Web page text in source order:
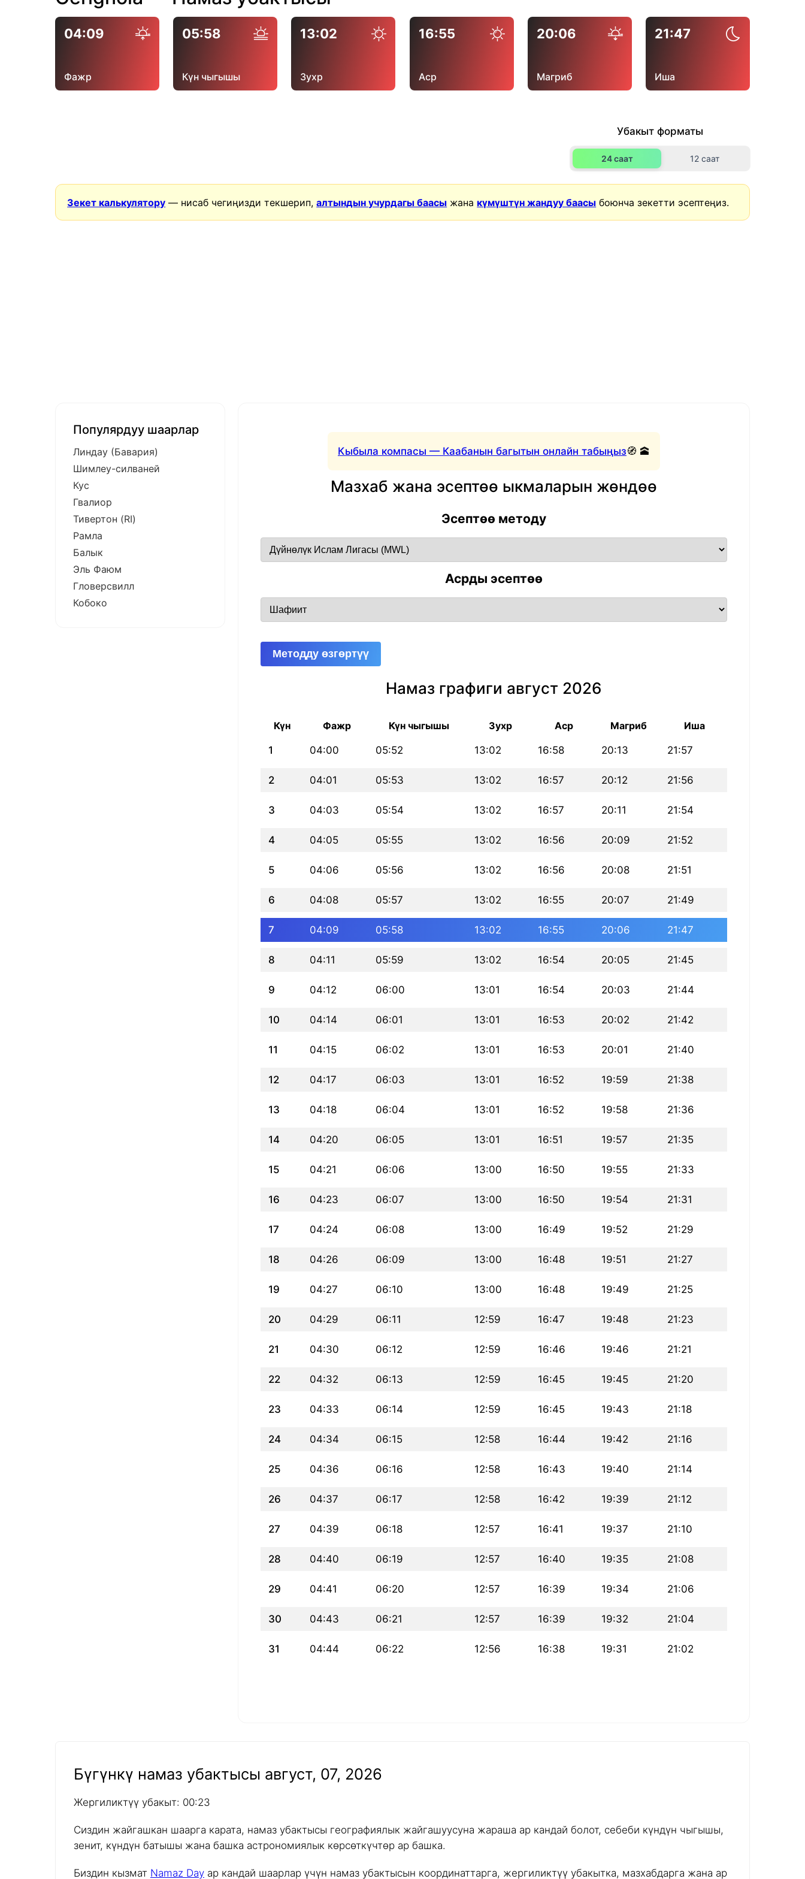
04:09
Фажр
05:58
Күн чыгышы
13:02
Зухр
16:55
Аср
20:06
Магриб
21:47
Иша
Убакыт форматы
24 саат 12 саат
Зекет калькулятору — нисаб чегиңизди текшерип,алтындын учурдагы баасы жана күмүштүн жандуу баасы боюнча зекетти эсептеңиз.
Кыбыла компасы — Каабанын багытын онлайн табыңыз🧭 🕋
Мазхаб жана эсептөө ыкмаларын жөндөө
Эсептөө методу
Асрды эсептөө
Методду өзгөртүү
Намаз графиги август 2026
Күн Фажр Күн чыгышы Зухр Аср Магриб Иша
1 04:00 05:52 13:02 16:58 20:13 21:57
2 04:01 05:53 13:02 16:57 20:12 21:56
3 04:03 05:54 13:02 16:57 20:11 21:54
4 04:05 05:55 13:02 16:56 20:09 21:52
5 04:06 05:56 13:02 16:56 20:08 21:51
6 04:08 05:57 13:02 16:55 20:07 21:49
7 04:09 05:58 13:02 16:55 20:06 21:47
8 04:11 05:59 13:02 16:54 20:05 21:45
9 04:12 06:00 13:01 16:54 20:03 21:44
10 04:14 06:01 13:01 16:53 20:02 21:42
11 04:15 06:02 13:01 16:53 20:01 21:40
12 04:17 06:03 13:01 16:52 19:59 21:38
13 04:18 06:04 13:01 16:52 19:58 21:36
14 04:20 06:05 13:01 16:51 19:57 21:35
15 04:21 06:06 13:00 16:50 19:55 21:33
16 04:23 06:07 13:00 16:50 19:54 21:31
17 04:24 06:08 13:00 16:49 19:52 21:29
18 04:26 06:09 13:00 16:48 19:51 21:27
19 04:27 06:10 13:00 16:48 19:49 21:25
20 04:29 06:11 12:59 16:47 19:48 21:23
21 04:30 06:12 12:59 16:46 19:46 21:21
22 04:32 06:13 12:59 16:45 19:45 21:20
23 04:33 06:14 12:59 16:45 19:43 21:18
24 04:34 06:15 12:58 16:44 19:42 21:16
25 04:36 06:16 12:58 16:43 19:40 21:14
26 04:37 06:17 12:58 16:42 19:39 21:12
27 04:39 06:18 12:57 16:41 19:37 21:10
28 04:40 06:19 12:57 16:40 19:35 21:08
29 04:41 06:20 12:57 16:39 19:34 21:06
30 04:43 06:21 12:57 16:39 19:32 21:04
31 04:44 06:22 12:56 16:38 19:31 21:02
Популярдуу шаарлар
Линдау (Бавария)
Шимлеу-силваней
Кус
Гвалиор
Тивертон (RI)
Рамла
Балык
Эль Фаюм
Гловерсвилл
Кобоко
Бүгүнкү намаз убактысы август, 07, 2026
Жергиликтүү убакыт: 00:23
Сиздин жайгашкан шаарга карата, намаз убактысы географиялык жайгашуусуна жараша ар кандай болот, себеби күндүн чыгышы,
зенит, күндүн батышы жана башка астрономиялык көрсөткүчтөр ар башка.
Биздин кызмат Namaz Day ар кандай шаарлар үчүн намаз убактысын координаттарга, жергиликтүү убакытка, мазхабдарга жана ар